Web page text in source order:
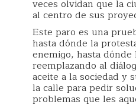
veces olvidan que la
al centro de sus
Este paro es una
hasta dónde la
enemigo, hasta
reemplazando al
aceite a la sociedad y
la calle para pedir
problemas que les